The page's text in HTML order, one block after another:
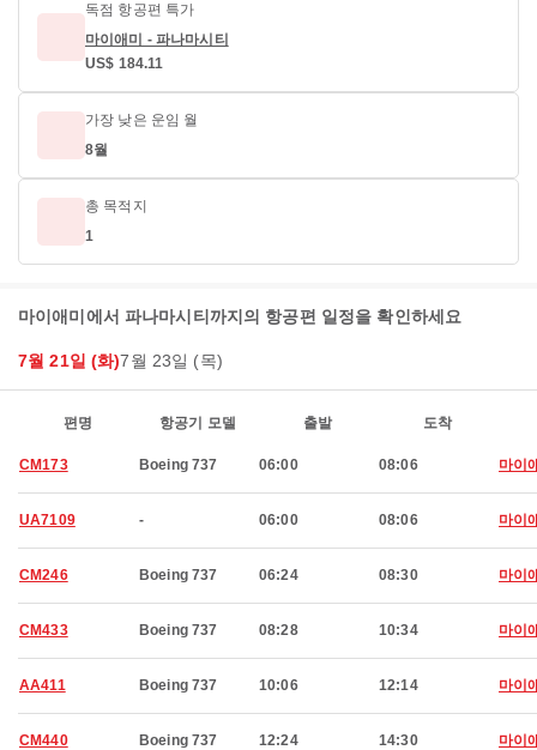
독점 항공편 특가
마이애미 - 파나마시티
US$ 184.11
가장 낮은 운임 월
8월
총 목적지
1
마이애미에서 파나마시티까지의 항공편 일정을 확인하세요
7월 21일 (화)7월 23일 (목)
편명 항공기 모델 출발 도착
CM173 Boeing 737 06:00 08:06 마이
UA7109 - 06:00 08:06 마이
CM246 Boeing 737 06:24 08:30 마이
CM433 Boeing 737 08:28 10:34 마이
AA411 Boeing 737 10:06 12:14 마이
CM440 Boeing 737 12:24 14:30 마이